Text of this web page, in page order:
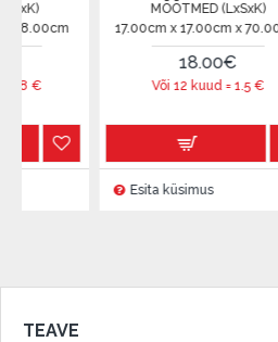
MÕÕTMED (LxSxK)
17.00cm x 17.00cm x 70.00cm
18.00€
Või 12 kuud = 1.5€
Esita küsimus
TEAVE